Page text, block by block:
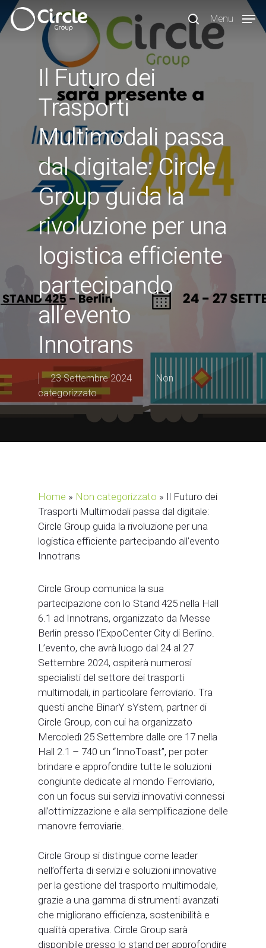
Skip
to
main
search
Menu
Il Futuro dei
Trasporti
Multimodali passa
dal digitale: Circle
Group guida la
rivoluzione per una
logistica efficiente
partecipando
all’evento
Innotrans
23 Settembre 2024
Non
categorizzato
Home » Non categorizzato » Il Futuro dei
Trasporti Multimodali passa dal digitale:
Circle Group guida la rivoluzione per una
logistica efficiente partecipando all’evento
Innotrans
Circle Group comunica la sua
partecipazione con lo Stand 425 nella Hall
6.1 ad Innotrans, organizzato da Messe
Berlin presso l’ExpoCenter City di Berlino.
L’evento, che avrà luogo dal 24 al 27
Settembre 2024, ospiterà numerosi
specialisti del settore dei trasporti
multimodali, in particolare ferroviario. Tra
questi anche BinarY sYstem, partner di
Circle Group, con cui ha organizzato
Mercoledì 25 Settembre dalle ore 17 nella
Hall 2.1 – 740 un “InnoToast”, per poter
brindare e approfondire tutte le soluzioni
congiunte dedicate al mondo Ferroviario,
con un focus sui servizi innovativi connessi
all’ottimizzazione e alla semplificazione delle
manovre ferroviarie.
Circle Group si distingue come leader
nell’offerta di servizi e soluzioni innovative
per la gestione del trasporto multimodale,
grazie a una gamma di strumenti avanzati
che migliorano efficienza, sostenibilità e
qualità operativa. Circle Group sarà
disponibile presso lo stand per approfondire